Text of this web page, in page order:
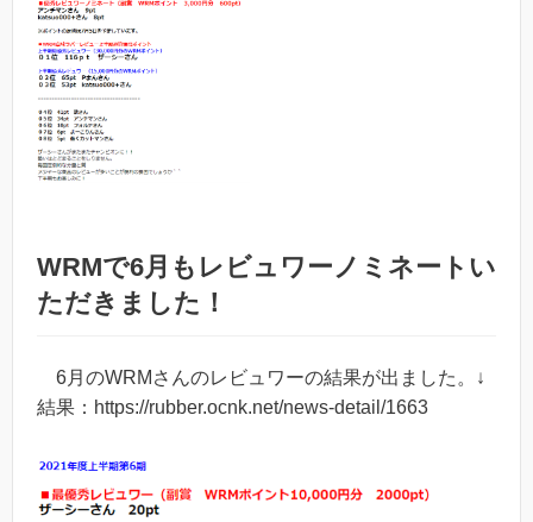
WRMで6月もレビュワーノミネートい
ただきました！
6月のWRMさんのレビュワーの結果が出ました。↓
結果：https://rubber.ocnk.net/news-detail/1663